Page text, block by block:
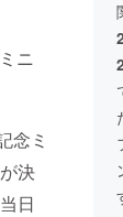
ニ
念ミ
決
日